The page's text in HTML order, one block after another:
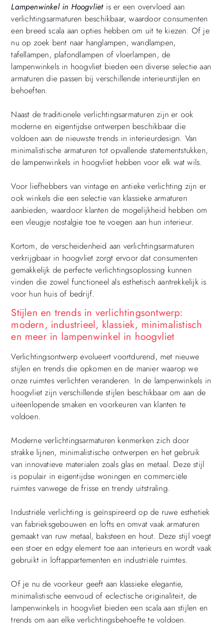
Lampenwinkel in Hoogvlietis er een overvloed aan
verlichtingsarmaturen beschikbaar, waardoor consumenten
een breed scala aan opties hebben om uit te kiezen. Of je
nu op zoek bent naar hanglampen, wandlampen,
tafellampen, plafondlampen of vloerlampen, de
lampenwinkels in hoogvliet bieden een diverse selectie aan
armaturen die passen bij verschillende interieurstijlen en
behoeften.
Naast de traditionele verlichtingsarmaturen zijn er ook
moderne en eigentijdse ontwerpen beschikbaar die
voldoen aan de nieuwste trends in interieurdesign. Van
minimalistische armaturen tot opvallende statementstukken,
de lampenwinkels in hoogvliet hebben voor elk wat wils.
Voor liefhebbers van vintage en antieke verlichting zijn er
ook winkels die een selectie van klassieke armaturen
aanbieden, waardoor klanten de mogelijkheid hebben om
een vleugje nostalgie toe te voegen aan hun interieur.
Kortom, de verscheidenheid aan verlichtingsarmaturen
verkrijgbaar in hoogvliet zorgt ervoor dat consumenten
gemakkelijk de perfecte verlichtingsoplossing kunnen
vinden die zowel functioneel als esthetisch aantrekkelijk is
voor hun huis of bedrijf.
Stijlen en trends in verlichtingsontwerp:
modern, industrieel, klassiek, minimalistisch
en meer in lampenwinkel in hoogvliet
Verlichtingsontwerp evolueert voortdurend, met nieuwe
stijlen en trends die opkomen en de manier waarop we
onze ruimtes verlichten veranderen. In de lampenwinkels in
hoogvliet zijn verschillende stijlen beschikbaar om aan de
uiteenlopende smaken en voorkeuren van klanten te
voldoen.
Moderne verlichtingsarmaturen kenmerken zich door
strakke lijnen, minimalistische ontwerpen en het gebruik
van innovatieve materialen zoals glas en metaal. Deze stijl
is populair in eigentijdse woningen en commerciële
ruimtes vanwege de frisse en trendy uitstraling.
Industriële verlichting is geïnspireerd op de ruwe esthetiek
van fabrieksgebouwen en lofts en omvat vaak armaturen
gemaakt van ruw metaal, baksteen en hout. Deze stijl voegt
een stoer en edgy element toe aan interieurs en wordt vaak
gebruikt in loftappartementen en industriële ruimtes.
Of je nu de voorkeur geeft aan klassieke elegantie,
minimalistische eenvoud of eclectische originaliteit, de
lampenwinkels in hoogvliet bieden een scala aan stijlen en
trends om aan elke verlichtingsbehoefte te voldoen.